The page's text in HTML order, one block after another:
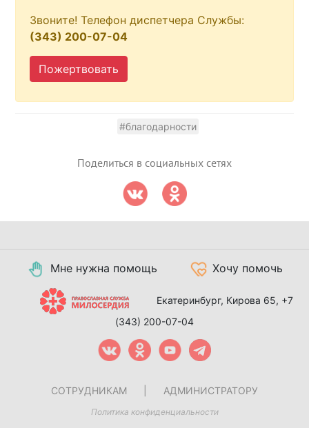
Звоните! Телефон диспетчера Службы:
(343) 200-07-04
Пожертвовать
#благодарности
Поделиться в социальных сетях
Мне нужна помощь Хочу помочь
Екатеринбург, Кирова 65, +7
(343) 200-07-04
СОТРУДНИКАМ АДМИНИСТРАТОРУ
Политика конфиденциальности